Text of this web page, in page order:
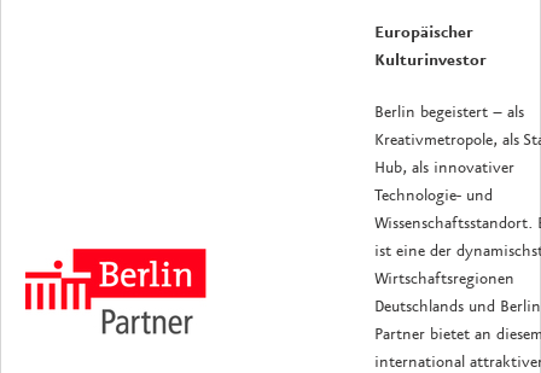
Europäischer
Kulturinvestor
Berlin begeistert – als
Kreativmetropole, als
Hub, als innovativer
Technologie- und
Wissenschaftsstandort.
ist eine der
Wirtschaftsregionen
Deutschlands und Berlin
Partner bietet an
international